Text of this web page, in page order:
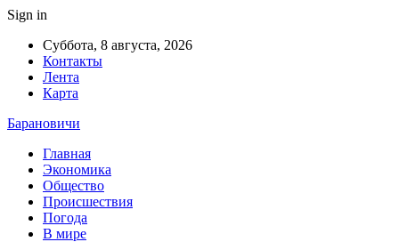
Sign in
Суббота, 8 августа, 2026
Контакты
Лента
Карта
Барановичи
Главная
Экономика
Общество
Происшествия
Погода
В мире